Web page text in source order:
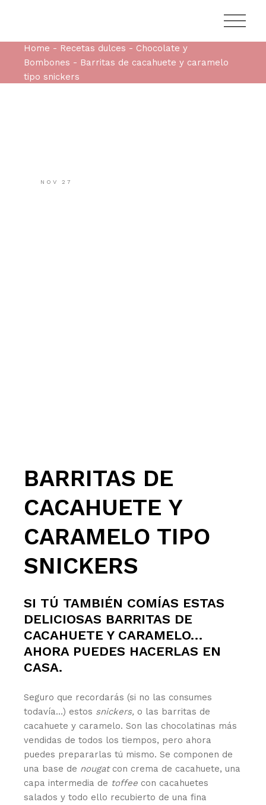
Home Recetas dulces
Chocolate y
Bombones
Barritas de cacahuete y caramelo
tipo snickers
NOV 27
BARRITAS DE
CACAHUETE Y
CARAMELO TIPO
SNICKERS
SI TÚ TAMBIÉN COMÍAS ESTAS
DELICIOSAS BARRITAS DE
CACAHUETE Y CARAMELO…
AHORA PUEDES HACERLAS EN
CASA.
Seguro que recordarás (si no las consumes
todavía…) estos snickers, o las barritas de
cacahuete y caramelo. Son las chocolatinas más
vendidas de todos los tiempos, pero ahora
puedes prepararlas tú mismo. Se componen de
una base de nougatcon crema de cacahuete, una
capa intermedia de toffee con cacahuetes
salados y todo ello recubierto de una fina